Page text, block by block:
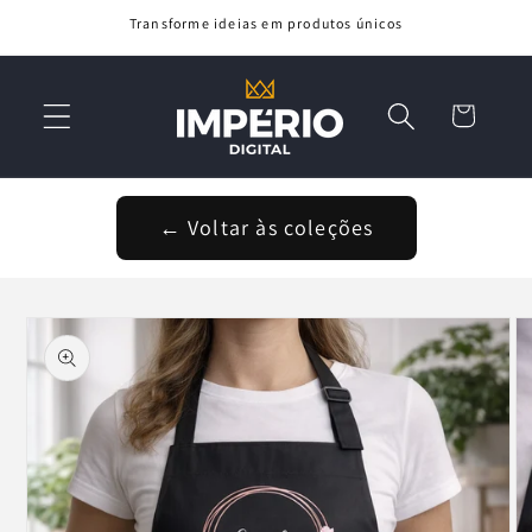
conteúdo
Transforme ideias em produtos únicos
Carrinho
← Voltar às coleções
informação
do produto